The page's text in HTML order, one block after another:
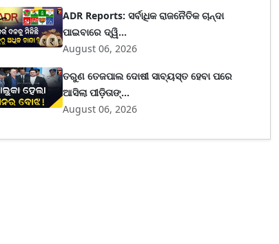
ADR Reports: ସର୍ବାଧିକ ରାଜନୈତିକ ଚାନ୍ଦା
ପାଇବାରେ ଦ୍ୱି...
August 06, 2026
ତରୁଣ ତେଜପାଲ ଦୋଷୀ ସାବ୍ୟସ୍ତ ହେବା ପରେ
ଆସିଲା ପୀଡ଼ିତାଙ୍...
August 06, 2026